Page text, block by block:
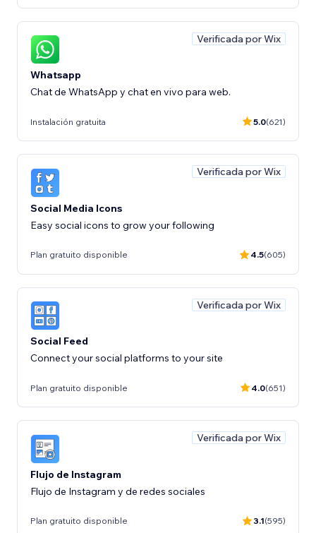
Verificada por Wix
Whatsapp
Chat de WhatsApp y chat en vivo para web.
Instalación gratuita 5.0(621)
Verificada por Wix
Social Media Icons
Easy social icons to grow your following
Plan gratuito disponible 4.5(605)
Verificada por Wix
Social Feed
Connect your social platforms to your site
Plan gratuito disponible 4.0(651)
Verificada por Wix
Flujo de Instagram
Flujo de Instagram y de redes sociales
Plan gratuito disponible 3.1(595)